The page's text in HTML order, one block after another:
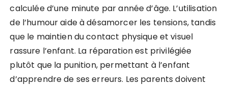
calculée d’une minute par année d’âge. L’utilisation
de l’humour aide à désamorcer les tensions, tandis
que le maintien du contact physique et visuel
rassure l’enfant. La réparation est privilégiée
plutôt que la punition, permettant à l’enfant
d’apprendre de ses erreurs. Les parents doivent